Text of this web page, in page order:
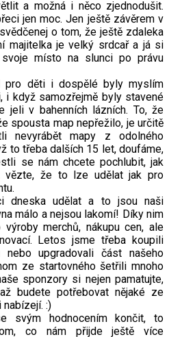
a možná i něco zjednodušit.
jen moc. Jen ještě závěrem v
o tom, že ještě zdaleka
majitelka je velký srdcař a já si
místo na slunci po právu
pro děti i dospělé byly myslím
i když samozřejmě byly stavené
jeli v bahenních lázních. To, že
spousta map nepřežilo, je určitě
nevyrábět mapy z odolného
to třeba dalších 15 let, doufáme,
se nám chcete pochlubit, jak
vězte, že to lze udělat jak pro
dneska udělat a to jsou naši
málo a nejsou lakomí! Díky nim
merchů, nákupu cen, ale
Letos jsme třeba koupili
nebo upgradovali část našeho
ze startovného šetřili mnoho
sponzory si nejen pamatujte,
budete potřebovat nějaké ze
:)
svým hodnocením končit, to
co nám přijde ještě více